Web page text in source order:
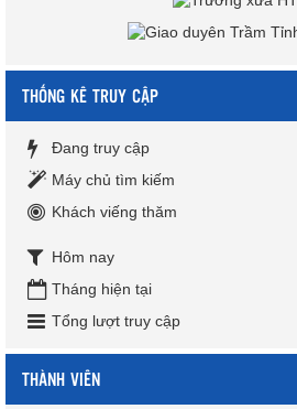
THỐNG KÊ TRUY CẬP
Đang truy cập
Máy chủ tìm kiếm
Khách viếng thăm
Hôm nay
Tháng hiện tại
Tổng lượt truy cập
THÀNH VIÊN